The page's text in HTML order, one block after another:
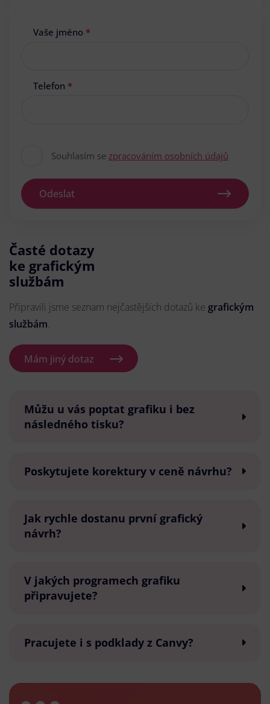
Vaše jméno *
Telefon *
Souhlasím se zpracováním osobních údajů
Odeslat
Časté dotazy
ke grafickým
službám
Připravili jsme seznam nejčastějších dotazů ke grafickým
službám.
Mám jiný dotaz
Můžu u vás poptat grafiku i bez
následného tisku?
Poskytujete korektury v ceně návrhu?
Jak rychle dostanu první grafický
návrh?
V jakých programech grafiku
připravujete?
Pracujete i s podklady z Canvy?